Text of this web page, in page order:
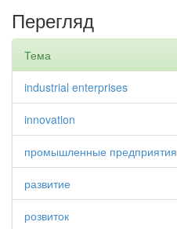
Перегляд
Тема
industrial enterprises
innovation
промышленные предприятия
развитие
розвиток